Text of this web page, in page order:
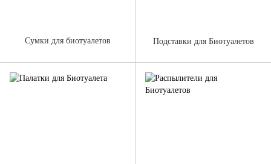
Сумки для биотуалетов Подставки для Биотуалетов